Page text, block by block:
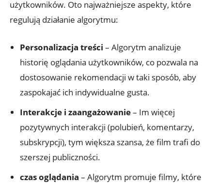
użytkowników. Oto najważniejsze aspekty, które
regulują działanie algorytmu:
Personalizacja treści – Algorytm analizuje
historię oglądania użytkowników, co pozwala na
dostosowanie rekomendacji w taki sposób, aby
zaspokajać ich indywidualne gusta.
Interakcje i zaangażowanie– Im więcej
pozytywnych interakcji (polubień, komentarzy,
subskrypcji), tym większa szansa, że film trafi do
szerszej publiczności.
czas oglądania – Algorytm promuje filmy, które